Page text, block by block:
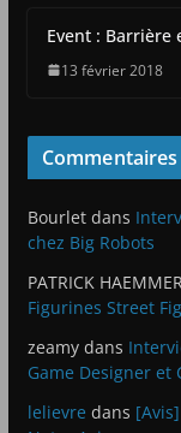
Event : Barrière
13 février 2018
Bourletdans
chez Big Robots
PATRICK
Figurines Street
zeamydans
Game Designer et
lelievre dans